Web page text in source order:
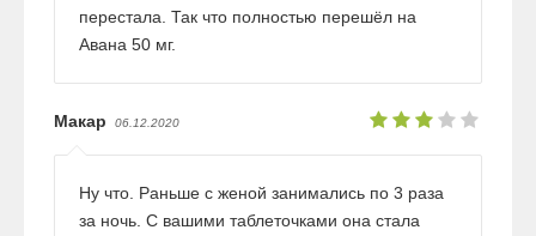
перестала. Так что полностью перешёл на
Авана 50 мг.
Макар 06.12.2020
Ну что. Раньше с женой занимались по 3 раза
за ночь. С вашими таблеточками она стала